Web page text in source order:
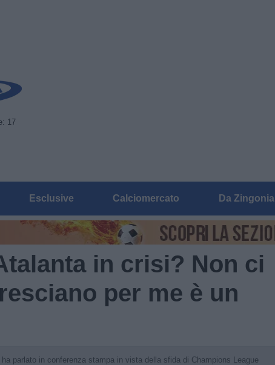
17
Esclusive Calciomercato Da Zingonia
in crisi? Non ci
per me è un
ha parlato in conferenza stampa in vista della sfida di Champions League